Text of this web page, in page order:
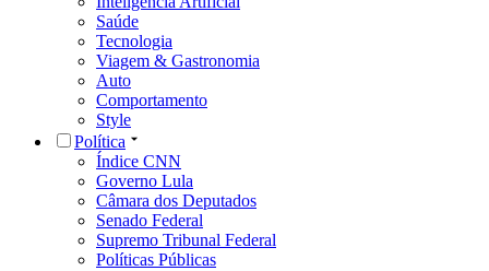
Saúde
Tecnologia
Viagem & Gastronomia
Auto
Comportamento
Style
Política
Índice CNN
Governo Lula
Câmara dos Deputados
Senado Federal
Supremo Tribunal Federal
Políticas Públicas